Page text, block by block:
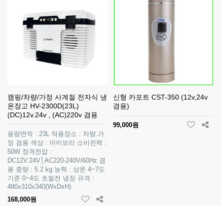
캠핑/차량/가정 사계절 전자식 냉
온장고 HV-2300D(23L)
(DC)12v.24v , (AC)220v 겸용
용량면적 : 23L 적용장소 : 차량.가
정 겸용 색상 : 아이보리 소비전력 :
50W 정격전압 :
DC12V.24V│AC220-240V/60Hz 겸
용 중량 : 5.2 kg 능력 : 상온 4~7도
기준 0~4도 초절전 냉장 규격 :
480x310x340(WxDxH)
168,000원
신형 카포트 CST-350 (12v,24v
겸용)
99,000원